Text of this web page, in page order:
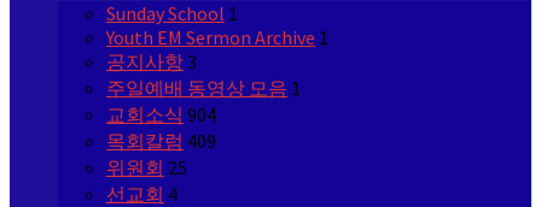
Sunday School 1
Youth EM Sermon Archive 1
공지사항3
주일예배 동영상 모음 1
교회소식 904
목회칼럼 409
위원회 25
선교회 4